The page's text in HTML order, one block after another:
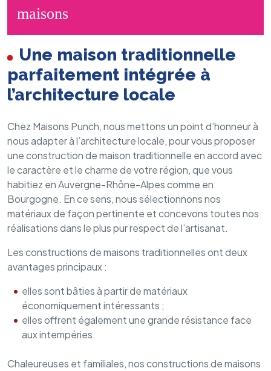
maisons
Une maison traditionnelle
parfaitement intégrée à
l’architecture locale
Chez Maisons Punch, nous mettons un point d’honneur à
nous adapter à l’architecture locale, pour vous proposer
une construction de maison traditionnelle en accord avec
le caractère et le charme de votre région, que vous
habitiez en Auvergne-Rhône-Alpes comme en
Bourgogne. En ce sens, nous sélectionnons nos
matériaux de façon pertinente et concevons toutes nos
réalisations dans le plus pur respect de l’artisanat.
Les constructions de maisons traditionnelles ont deux
avantages principaux :
elles sont bâties à partir de matériaux
économiquement intéressants ;
elles offrent également une grande résistance face
aux intempéries.
Chaleureuses et familiales, nos constructions de maisons